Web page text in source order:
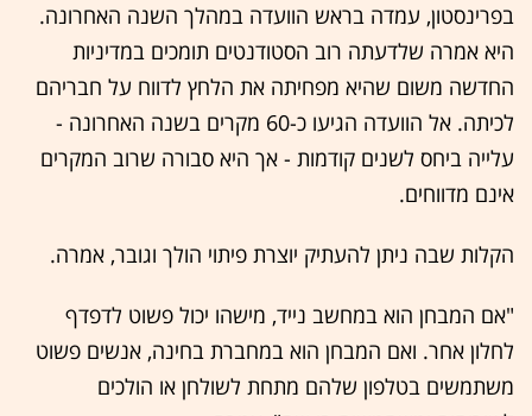
בפרינסטון, עמדה בראש הוועדה במהלך השנה האחרונה.
היא אמרה שלדעתה רוב הסטודנטים תומכים במדיניות
החדשה משום שהיא מפחיתה את הלחץ לדווח על חבריהם
לכיתה. אל הוועדה הגיעו כ-60 מקרים בשנה האחרונה -
עלייה ביחס לשנים קודמות - אך היא סבורה שרוב המקרים
אינם מדווחים.
הקלות שבה ניתן להעתיק יוצרת פיתוי הולך וגובר, אמרה.
"אם המבחן הוא במחשב נייד, מישהו יכול פשוט לדפדף
לחלון אחר. ואם המבחן הוא במחברת בחינה, אנשים פשוט
משתמשים בטלפון שלהם מתחת לשולחן או הולכים